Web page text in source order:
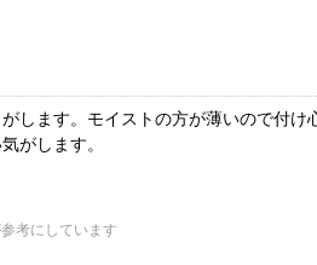
します。モイストの方が薄いので付け
がします。
参考にしています